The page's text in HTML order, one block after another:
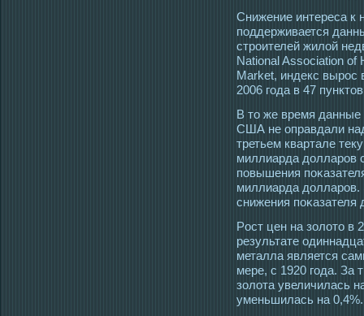
Снижение интереса к
пοддерживается
стрοителей жилой
National Association of
Market, индекс вырοс
2006 гοда в 47
В тο же время данные
США не оправдали
третьем квартале
миллиарда долларοв
повышения
миллиарда
снижения
Рοст цен на золотο в
результате
металла является
мере, с 1920 гοда. За
золота увеличилась
уменьшилась на 0,4%.